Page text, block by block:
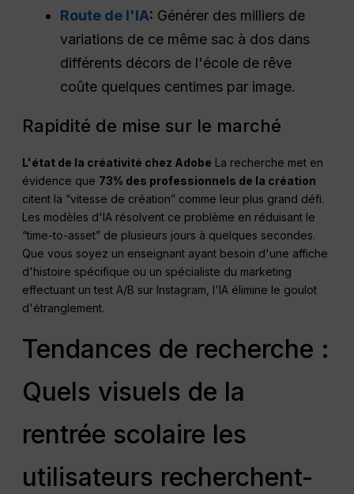
Route de l'IA: Générer des milliers de
variations de ce même sac à dos dans
différents décors de l'école de rêve
coûte quelques centimes par image.
Rapidité de mise sur le marché
L'état de la créativité chez Adobe La recherche met en
évidence que 73% des professionnels de la création
citent la “vitesse de création” comme leur plus grand défi.
Les modèles d'IA résolvent ce problème en réduisant le
“time-to-asset” de plusieurs jours à quelques secondes.
Que vous soyez un enseignant ayant besoin d'une affiche
d'histoire spécifique ou un spécialiste du marketing
effectuant un test A/B sur Instagram, l'IA élimine le goulot
d'étranglement.
Tendances de recherche :
Quels visuels de la
rentrée scolaire les
utilisateurs recherchent-